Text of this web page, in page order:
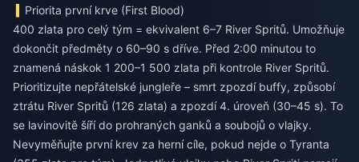
Priorita první krve (First Blood)
400 zlata pro celý tým = ekvivalent 6–7 River Spritů. Umožňuje
dokončit předměty o 60–90 s dříve. Před 2:00 minutou to
znamená náskok 1 200–1 500 zlata při kontrole River Spritů.
Prioritizujte nepřátelské jungleře – smrt zpozdí buffy, způsobí
ztrátu River Spritů (126 zlata) a zpozdí 4. úroveň (30–45 s). To
se lavinovitě šíří do prohraných ganků a soubojů o vlajky.
Nevyměňujte první krev za herní cíle, pokud nejde o Tyranta